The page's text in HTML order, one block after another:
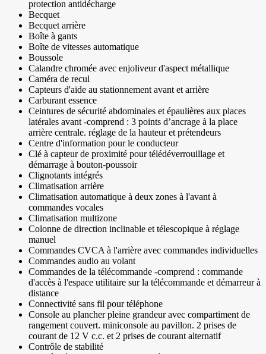
protection antidécharge
Becquet
Becquet arrière
Boîte à gants
Boîte de vitesses automatique
Boussole
Calandre chromée avec enjoliveur d'aspect métallique
Caméra de recul
Capteurs d'aide au stationnement avant et arrière
Carburant essence
Ceintures de sécurité abdominales et épaulières aux places
latérales avant -comprend : 3 points d’ancrage à la place
arrière centrale. réglage de la hauteur et prétendeurs
Centre d'information pour le conducteur
Clé à capteur de proximité pour télédéverrouillage et
démarrage à bouton-poussoir
Clignotants intégrés
Climatisation arrière
Climatisation automatique à deux zones à l'avant à
commandes vocales
Climatisation multizone
Colonne de direction inclinable et télescopique à réglage
manuel
Commandes CVCA à l'arrière avec commandes individuelles
Commandes audio au volant
Commandes de la télécommande -comprend : commande
d'accès à l'espace utilitaire sur la télécommande et démarreur à
distance
Connectivité sans fil pour téléphone
Console au plancher pleine grandeur avec compartiment de
rangement couvert. miniconsole au pavillon. 2 prises de
courant de 12 V c.c. et 2 prises de courant alternatif
Contrôle de stabilité